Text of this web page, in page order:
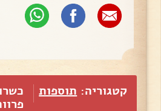
קטגוריה: תוספות